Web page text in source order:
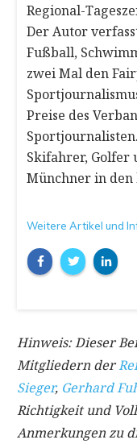
Regional-
Der Autor
Fußball,
zwei Mal den
Preise des
Skifahrer, Golfer
Münchner in den
Weitere Artikel und
Hinweis: Dieser
Mitgliedern der
Sieger, Gerhard
Richtigkeit und
Anmerkungen zu